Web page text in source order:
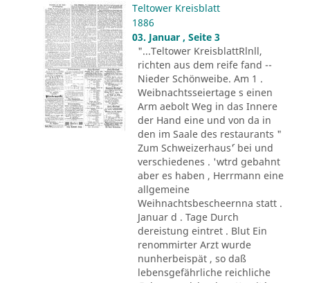
Teltower Kreisblatt
1886
03. Januar , Seite 3
"...Teltower KreisblattRlnll,
richten aus dem reife fand --
Nieder Schönweibe. Am 1 .
Weibnachtsseiertage s einen
Arm aebolt Weg in das Innere
der Hand eine und von da in
den im Saale des restaurants "
Zum Schweizerhaus´' bei und
verschiedenes . 'wtrd gebahnt
aber es haben , Herrmann eine
allgemeine
Weihnachtsbescheernna statt .
Januar d . Tage Durch
dereistung eintret . Blut Ein
renommirter Arzt wurde
nunherbeispät , so daß
lebensgefährliche reichliche